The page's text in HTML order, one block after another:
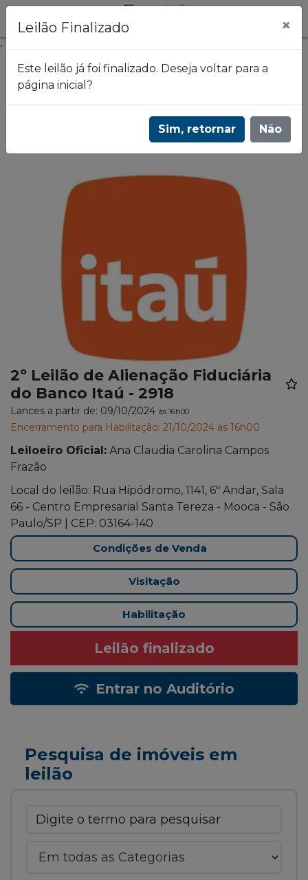
.
Frazão Leilões
2º Leilão de Alienação Fiduciária do Banco
2º Leilão de Alienação Fiduciária
do Banco Itaú - 2918
Lances a partir de: 09/10/2024 às 16h00
Encerramento para Habilitação: 21/10/2024 as 16h00
Leiloeiro Oficial: Ana Claudia Carolina Campos
Frazão
Local do leilão: Rua Hipódromo, 1141, 6º Andar, Sala
66 - Centro Empresarial Santa Tereza - Mooca - São
Paulo/SP | CEP: 03164-140
Condições de Venda
Visitação
Habilitação
Leilão finalizado
Entrar no Auditório
Leilão Finalizado ×
Este leilão já foi finalizado. Deseja voltar para a
página inicial?
Sim, retornar Não
Pesquisa de imóveis em
leilão